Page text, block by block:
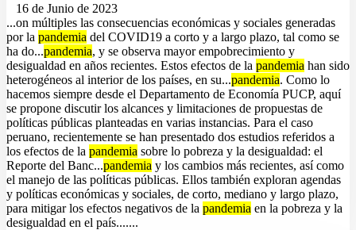
16 de Junio de 2023
...on múltiples las consecuencias económicas y sociales generadas
por la pandemia del COVID19 a corto y a largo plazo, tal como se
ha do...pandemia, y se observa mayor empobrecimiento y
desigualdad en años recientes. Estos efectos de la pandemia han sido
heterogéneos al interior de los países, en su...pandemia. Como lo
hacemos siempre desde el Departamento de Economía PUCP, aquí
se propone discutir los alcances y limitaciones de propuestas de
políticas públicas planteadas en varias instancias. Para el caso
peruano, recientemente se han presentado dos estudios referidos a
los efectos de la pandemia sobre lo pobreza y la desigualdad: el
Reporte del Banc...pandemia y los cambios más recientes, así como
el manejo de las políticas públicas. Ellos también exploran agendas
y políticas económicas y sociales, de corto, mediano y largo plazo,
para mitigar los efectos negativos de la pandemia en la pobreza y la
desigualdad en el país.......